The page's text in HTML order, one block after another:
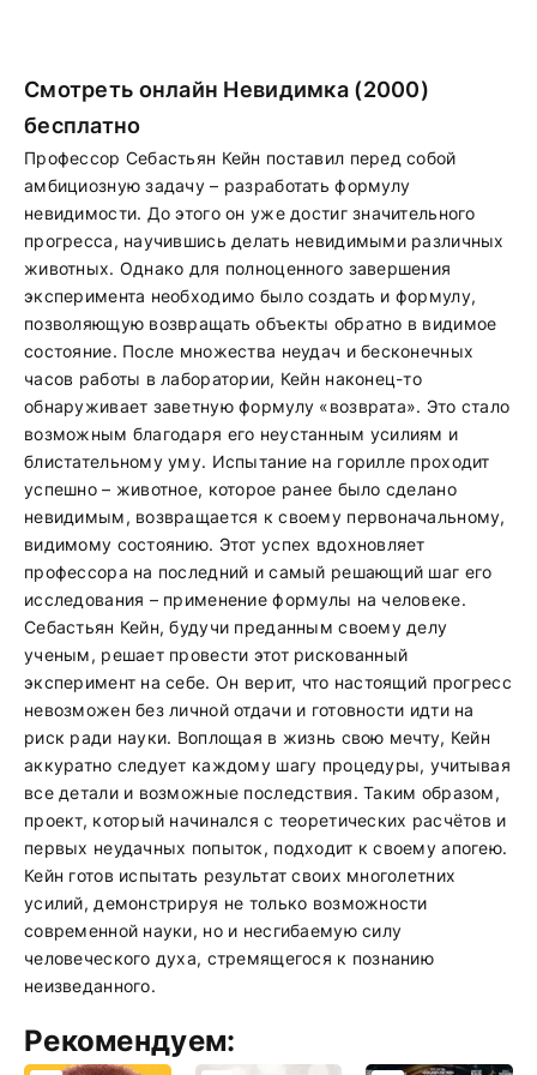
Смотреть онлайн Невидимка (2000)
бесплатно
Профессор Себастьян Кейн поставил перед собой
амбициозную задачу – разработать формулу
невидимости. До этого он уже достиг значительного
прогресса, научившись делать невидимыми различных
животных. Однако для полноценного завершения
эксперимента необходимо было создать и формулу,
позволяющую возвращать объекты обратно в видимое
состояние. После множества неудач и бесконечных
часов работы в лаборатории, Кейн наконец-то
обнаруживает заветную формулу «возврата». Это стало
возможным благодаря его неустанным усилиям и
блистательному уму. Испытание на горилле проходит
успешно – животное, которое ранее было сделано
невидимым, возвращается к своему первоначальному,
видимому состоянию. Этот успех вдохновляет
профессора на последний и самый решающий шаг его
исследования – применение формулы на человеке.
Себастьян Кейн, будучи преданным своему делу
ученым, решает провести этот рискованный
эксперимент на себе. Он верит, что настоящий прогресс
невозможен без личной отдачи и готовности идти на
риск ради науки. Воплощая в жизнь свою мечту, Кейн
аккуратно следует каждому шагу процедуры, учитывая
все детали и возможные последствия. Таким образом,
проект, который начинался с теоретических расчётов и
первых неудачных попыток, подходит к своему апогею.
Кейн готов испытать результат своих многолетних
усилий, демонстрируя не только возможности
современной науки, но и несгибаемую силу
человеческого духа, стремящегося к познанию
неизведанного.
Рекомендуем: